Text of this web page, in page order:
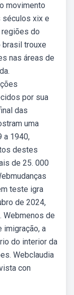
movimento
séculos xix e
do
brasil trouxe
nas áreas de
por sua
das
uma
a 1940,
destes
de 25. 000
teste igra
de 2024,
de
imigração, a
do interior da
Webclaudia
con